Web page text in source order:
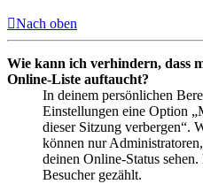
Nach oben
Wie kann ich verhindern, dass
Online-Liste auftaucht?
In deinem persönlichen
Einstellungen eine Option
dieser Sitzung verbergen“.
können nur
deinen Online-Status
Besucher gezählt.